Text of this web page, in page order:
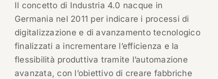
Il concetto di Industria 4.0 nacque in
Germania nel 2011 per indicare i processi di
digitalizzazione e di avanzamento tecnologico
finalizzati a incrementare l’efficienza e la
flessibilità produttiva tramite l’automazione
avanzata, con l’obiettivo di creare fabbriche